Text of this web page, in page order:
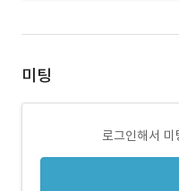
미팅
로그인해서 미